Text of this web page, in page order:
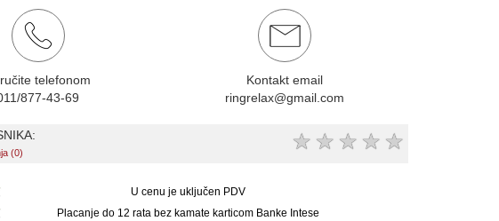
telefonom
877-43-69
Kontakt email
ringrelax@gmail.com
(0) ★ ★ ★ ★ ★
U cenu je uključen PDV
Placanje do 12 rata bez kamate karticom Banke Intese